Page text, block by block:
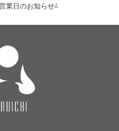
業日のお知らせ⁂